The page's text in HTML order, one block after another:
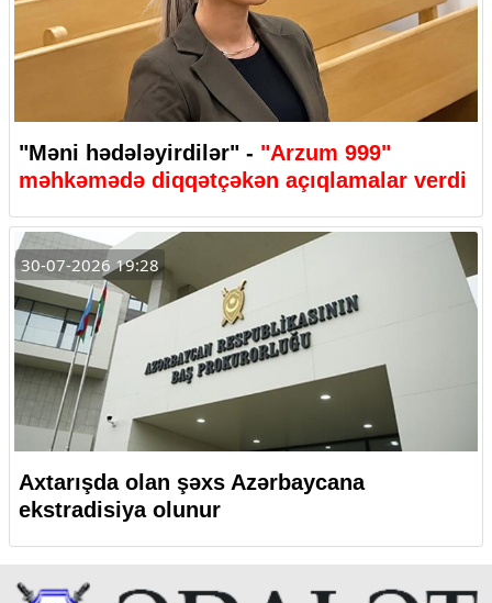
"Məni hədələyirdilər" - "Arzum 999"
məhkəmədə diqqətçəkən açıqlamalar verdi
30-07-2026 19:28
Axtarışda olan şəxs Azərbaycana
ekstradisiya olunur